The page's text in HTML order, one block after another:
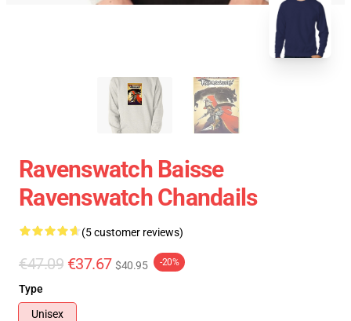
Ravenswatch Baisse
Ravenswatch Chandails
(5 customer reviews)
€47.09 €37.67 $40.95 -20%
Type
Unisex